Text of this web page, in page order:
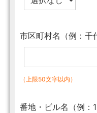
市区町村名（例：千
（上限50文字以内）
番地・ビル名（例：